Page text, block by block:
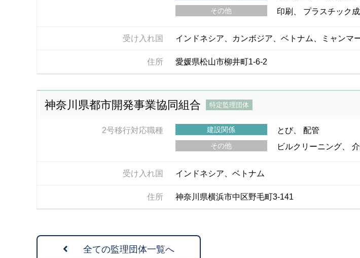
その他 印刷 プラスチック
受け入れ国 インドネシア、カンボジア、ベトナム、ミャンマ
住所 愛媛県松山市柳井町1-6-2
神奈川県都市開発事業協同組合 特定監理団体
2号移行対応職種 建設関係 とび 配管
その他 ビルクリーニング
受け入れ国 インドネシア、ベトナム
住所 神奈川県横浜市中区野毛町3-141
全ての監理団体一覧へ